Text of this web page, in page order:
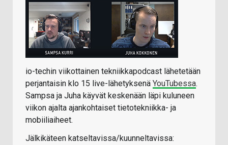
io-techin viikottainen tekniikkapodcast lähetetään
perjantaisin klo 15 live-lähetyksenä YouTubessa.
Sampsa ja Juha käyvät keskenään läpi kuluneen
viikon ajalta ajankohtaiset tietotekniikka- ja
mobiiliaiheet.
Jälkikäteen katseltavissa/kuunneltavissa: